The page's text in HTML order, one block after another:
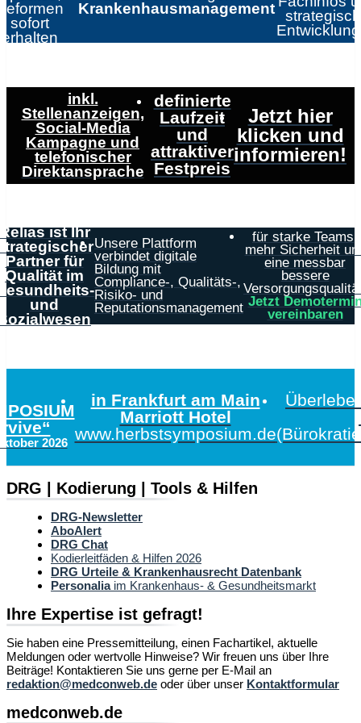
sofort
erhalten
Krankenhausmanagement
inkl.
Stellenanzeigen,
Social-Media
Kampagne und
telefonischer
Direktansprache
definierte
Laufzeit
und
attraktiver
Festpreis
Jetzt hier
klicken und
informieren!
ist Ihr
Partner für
Qualität im
und
Unsere Plattform
verbindet digitale
Bildung mit
Compliance-, Qualitäts-,
Risiko- und
Reputationsmanagement
für starke Teams,
mehr Sicherheit
eine messbar
bessere
Jetzt
vereinbaren
2026
in Frankfurt am Main
Marriott Hotel
www.herbstsymposium.de
DRG | Kodierung | Tools & Hilfen
DRG-Newsletter
AboAlert
DRG Chat
Kodierleitfäden & Hilfen 2026
DRG Urteile & Krankenhausrecht Datenbank
Personaliaim Krankenhaus- & Gesundheitsmarkt
Ihre Expertise ist gefragt!
Sie haben eine Pressemitteilung, einen Fachartikel, aktuelle
Meldungen oder wertvolle Hinweise? Wir freuen uns über Ihre
Beiträge! Kontaktieren Sie uns gerne per E-Mail an
redaktion@medconweb.de oder über unser Kontaktformular
medconweb.de